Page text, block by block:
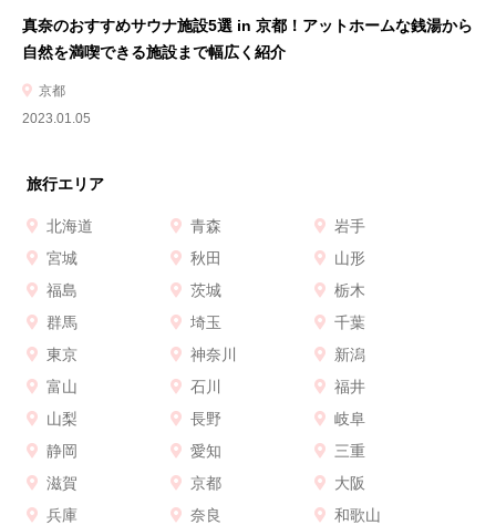
真奈のおすすめサウナ施設5選 in 京都！アットホームな銭湯から
自然を満喫できる施設まで幅広く紹介
京都
2023.01.05
旅行エリア
北海道 青森
岩手
宮城
秋田
山形
福島
茨城
栃木
群馬
埼玉
千葉
東京
神奈川
新潟
富山
石川
福井
山梨
長野
岐阜
静岡
愛知
三重
滋賀
京都
大阪
兵庫
奈良
和歌山